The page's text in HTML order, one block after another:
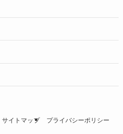
サイトマップ プライバシーポリシー